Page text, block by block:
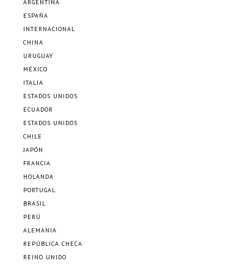
ARGENTINA
ESPAÑA
INTERNACIONAL
CHINA
URUGUAY
MÉXICO
ITALIA
ESTADOS UNIDOS
ECUADOR
ESTADOS UNIDOS
CHILE
JAPÓN
FRANCIA
HOLANDA
PORTUGAL
BRASIL
PERÚ
ALEMANIA
REPÚBLICA CHECA
REINO UNIDO